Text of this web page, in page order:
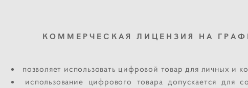
КОММЕРЧЕСКАЯ ЛИЦЕНЗИЯ НА
позволяет использовать цифровой товар для личных и
использование цифрового товара допускается для